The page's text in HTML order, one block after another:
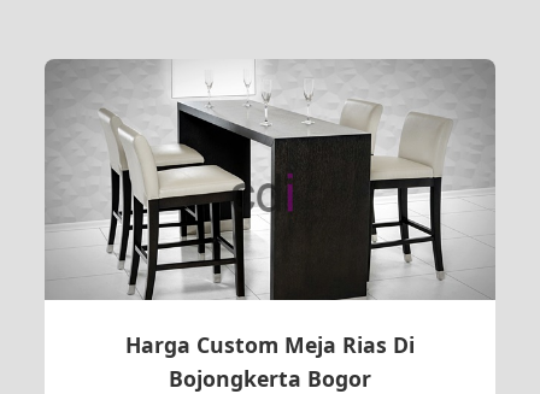
Harga Custom Meja Rias Di
Bojongkerta Bogor